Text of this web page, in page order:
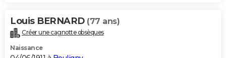
Louis BERNARD (77 ans)
Créer une cagnotte obsèques
Naissance